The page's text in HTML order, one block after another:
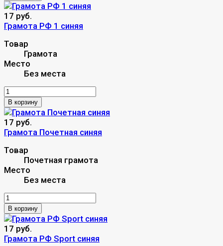
17 руб.
Грамота РФ 1 синяя
Товар
Грамота
Место
Без места
В корзину
17 руб.
Грамота Почетная синяя
Товар
Почетная грамота
Место
Без места
В корзину
17 руб.
Грамота РФ Sport синяя